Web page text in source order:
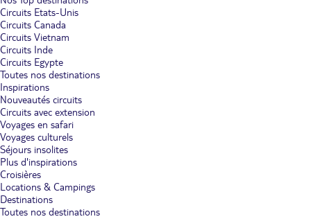
Circuits Etats-Unis
Circuits Canada
Circuits Vietnam
Circuits Inde
Circuits Egypte
Toutes nos destinations
Inspirations
Nouveautés circuits
Circuits avec extension
Voyages en safari
Voyages culturels
Séjours insolites
Plus d'inspirations
Croisières
Locations & Campings
Destinations
Toutes nos destinations